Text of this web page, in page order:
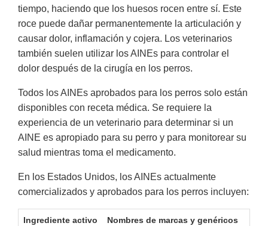
tiempo, haciendo que los huesos rocen entre sí. Este
roce puede dañar permanentemente la articulación y
causar dolor, inflamación y cojera. Los veterinarios
también suelen utilizar los AINEs para controlar el
dolor después de la cirugía en los perros.
Todos los AINEs aprobados para los perros solo están
disponibles con receta médica. Se requiere la
experiencia de un veterinario para determinar si un
AINE es apropiado para su perro y para monitorear su
salud mientras toma el medicamento.
En los Estados Unidos, los AINEs actualmente
comercializados y aprobados para los perros incluyen:
Ingrediente activo Nombres de marcas y genéricos